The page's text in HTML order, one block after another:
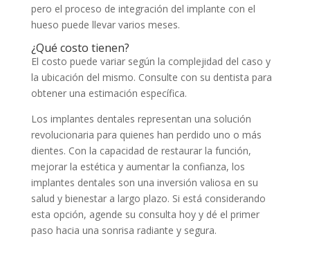
pero el proceso de integración del implante con el
hueso puede llevar varios meses.
¿Qué costo tienen?
El costo puede variar según la complejidad del caso y
la ubicación del mismo. Consulte con su dentista para
obtener una estimación específica.
Los implantes dentales representan una solución
revolucionaria para quienes han perdido uno o más
dientes. Con la capacidad de restaurar la función,
mejorar la estética y aumentar la confianza, los
implantes dentales son una inversión valiosa en su
salud y bienestar a largo plazo. Si está considerando
esta opción, agende su consulta hoy y dé el primer
paso hacia una sonrisa radiante y segura.